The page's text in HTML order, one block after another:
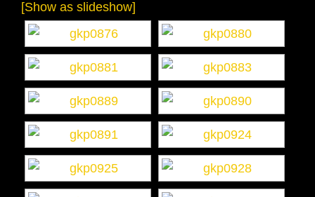
[Show as slideshow]